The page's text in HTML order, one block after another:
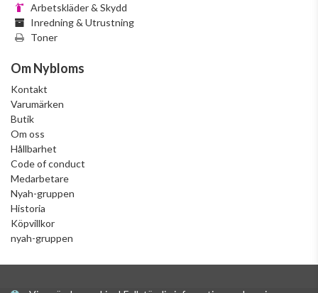
Arbetskläder & Skydd
Inredning & Utrustning
Toner
Om Nybloms
Kontakt
Varumärken
Butik
Om oss
Hållbarhet
Code of conduct
Medarbetare
Nyah-gruppen
Historia
Köpvillkor
nyah-gruppen